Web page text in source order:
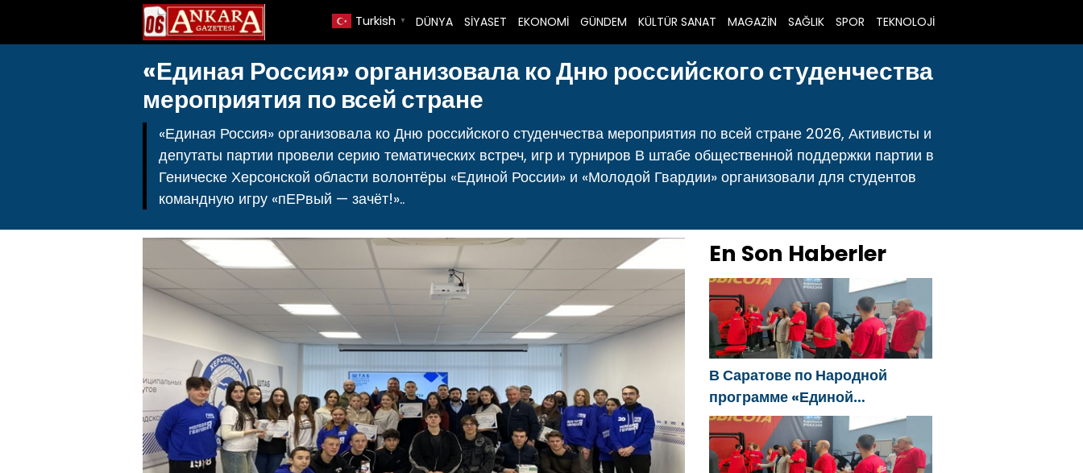
DÜNYA SİYASET EKONOMİ GÜNDEM KÜLTÜR SANAT MAGAZİN SAĞLIK SPOR TEKNOLOJİ
Turkish ▼
«Единая Россия» организовала ко Дню российского студенчества
мероприятия по всей стране
«Единая Россия» организовала ко Дню российского студенчества мероприятия по всей стране 2026, Активисты и
депутаты партии провели серию тематических встреч, игр и турниров В штабе общественной поддержки партии в
Геническе Херсонской области волонтёры «Единой России» и «Молодой Гвардии» организовали для студентов
командную игру «пЕРвый — зачёт!»..
En Son Haberler
В Саратове по Народной
программе «Единой
России»-2021 открылся
адаптивный спортзал «Новая
высота»